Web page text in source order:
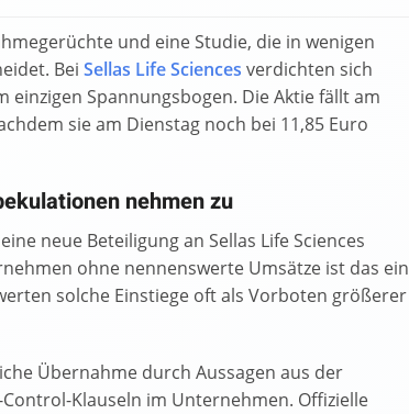
und eine Studie, die in wenigen
Bei Sellas Life Sciences verdichten sich
Spannungsbogen. Die Aktie fällt am
sie am Dienstag noch bei 11,85 Euro
nehmen zu
neue Beteiligung an Sellas Life Sciences
ohne nennenswerte Umsätze ist das ein
solche Einstiege oft als Vorboten größerer
Übernahme durch Aussagen aus der
Klauseln im Unternehmen. Offizielle